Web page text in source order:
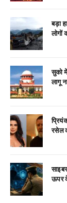
बड़ा
लोगों
सुको
लागू
रसेल
ऊपर